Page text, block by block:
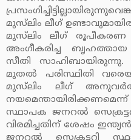
മുസ്‌ലിം ലീഗ്
മുസ്‌ലിം ലീഗ് രൂപീകരണ
അംഗീകരിച്ച
സീതി
മുതല്‍ പരിസ്ഥിതി
മുസ്‌ലിം ലീഗ്
സ്ഥാപക ജനറല്‍
വിരമിച്ചതിന് ശേഷം